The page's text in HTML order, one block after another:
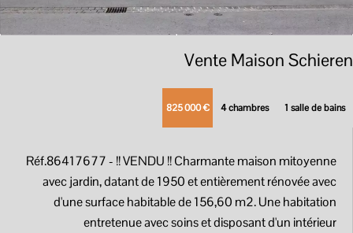
Vente Maison Schieren
825 000 € 4 chambres 1 salle de bains
Réf.86417677- !! VENDU !! Charmante maison mitoyenne
avec jardin, datant de 1950 et entièrement rénovée avec
d'une surface habitable de 156,60 m2. Une habitation
entretenue avec soins et disposant d'un intérieur